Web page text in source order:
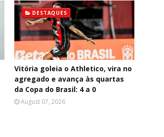
DESTAQUES
Vitória goleia o Athletico, vira no
agregado e avança às quartas
da Copa do Brasil: 4 a 0
August 07, 2026